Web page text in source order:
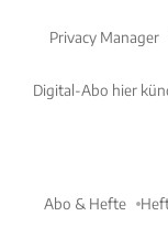
Privacy Manager
Digital-Abo hier
Abo & Hefte